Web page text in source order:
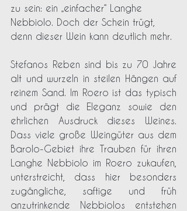
zu sein: ein „einfacher“ Langhe
Nebbiolo. Doch der Schein trügt,
denn dieser Wein kann deutlich mehr.
Stefanos Reben sind bis zu 70 Jahre
alt und wurzeln in steilen Hängen auf
reinem Sand. Im Roero ist das typisch
und prägt die Eleganz sowie den
ehrlichen Ausdruck dieses Weines.
Dass viele große Weingüter aus dem
Barolo-Gebiet ihre Trauben für ihren
Langhe Nebbiolo im Roero zukaufen,
unterstreicht, dass hier besonders
zugängliche, saftige und früh
anzutrinkende Nebbiolos entstehen